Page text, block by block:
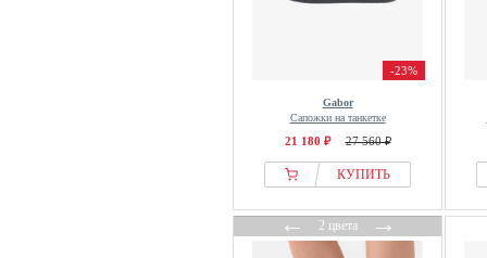
-23%
Gabor
Сапожки на танкетке
21 180 ₽ 27 560 ₽
КУПИТЬ
←2 цвета→